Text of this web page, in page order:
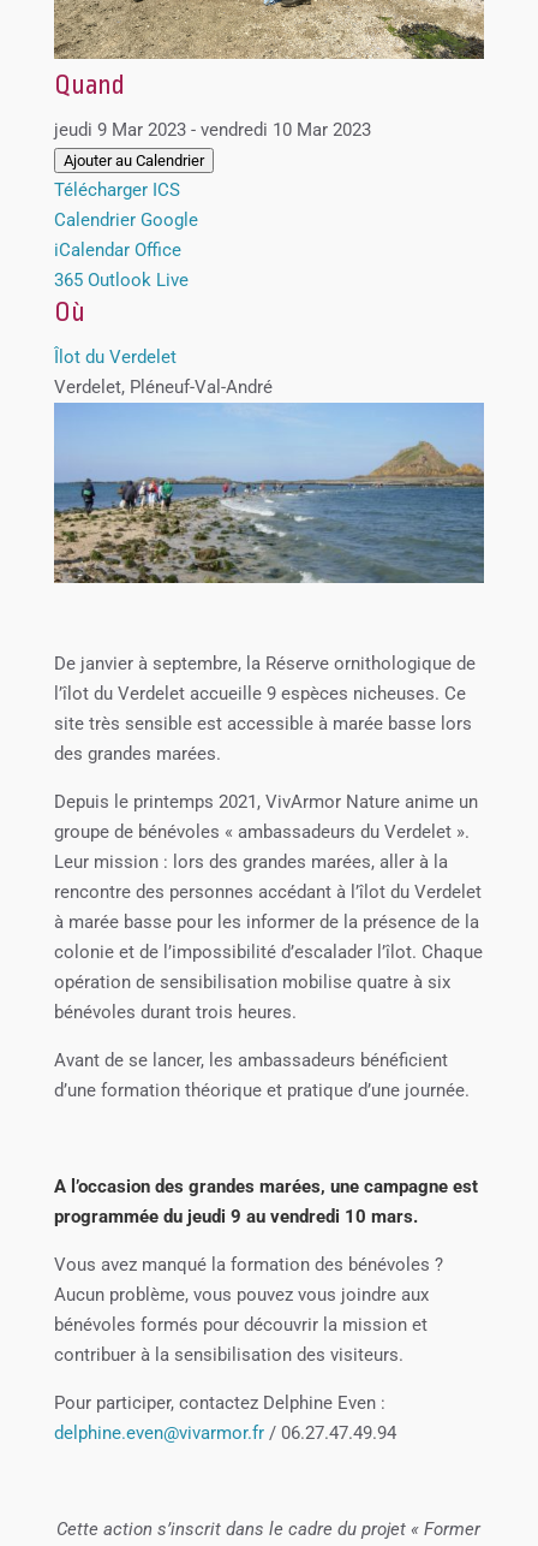
Quand
jeudi 9 Mar 2023 - vendredi 10 Mar 2023
Ajouter au Calendrier
Télécharger ICS
Calendrier Google
iCalendar Office
365 Outlook Live
Où
Îlot du Verdelet
Verdelet, Pléneuf-Val-André
De janvier à septembre, la Réserve ornithologique de
l’îlot du Verdelet accueille 9 espèces nicheuses. Ce
site très sensible est accessible à marée basse lors
des grandes marées.
Depuis le printemps 2021, VivArmor Nature anime un
groupe de bénévoles « ambassadeurs du Verdelet ».
Leur mission : lors des grandes marées, aller à la
rencontre des personnes accédant à l’îlot du Verdelet
à marée basse pour les informer de la présence de la
colonie et de l’impossibilité d’escalader l’îlot. Chaque
opération de sensibilisation mobilise quatre à six
bénévoles durant trois heures.
Avant de se lancer, les ambassadeurs bénéficient
d’une formation théorique et pratique d’une journée.
A l’occasion des grandes marées, une campagne est
programmée du jeudi 9 au vendredi 10 mars.
Vous avez manqué la formation des bénévoles ?
Aucun problème, vous pouvez vous joindre aux
bénévoles formés pour découvrir la mission et
contribuer à la sensibilisation des visiteurs.
Pour participer, contactez Delphine Even :
delphine.even@vivarmor.fr/ 06.27.47.49.94
Cette action s’inscrit dans le cadre du projet « Former